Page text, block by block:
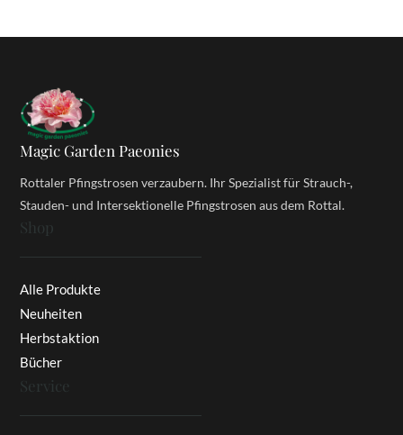
Magic Garden Paeonies
Rottaler Pfingstrosen verzaubern. Ihr Spezialist für Strauch-,
Stauden- und Intersektionelle Pfingstrosen aus dem Rottal.
Shop
Alle Produkte
Neuheiten
Herbstaktion
Bücher
Service